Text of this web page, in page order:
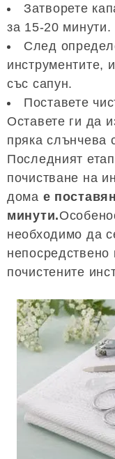
Затворете
за 15-20 минути.
След
инструментите,
със сапун.
Поставете
Оставете ги да
пряка слънчева
Последният
почистване на
дома е
минути.
необходимо да
почистените